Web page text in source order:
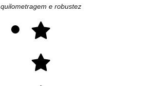
quilometragem e robustez